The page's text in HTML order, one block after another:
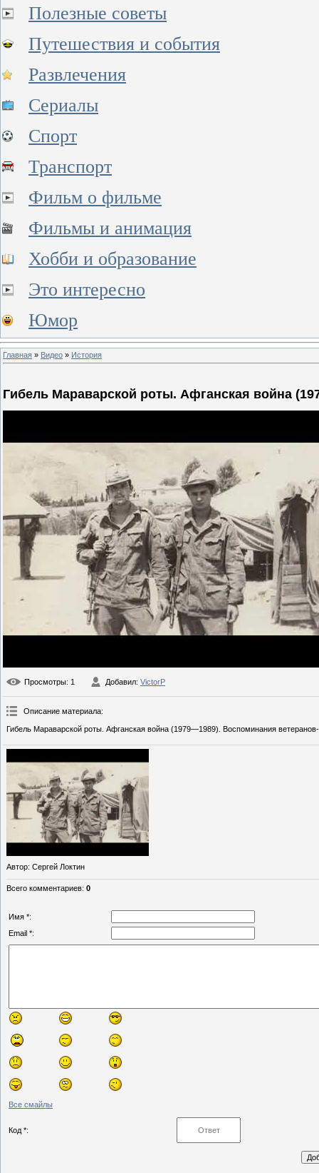
Полезные советы
Путешествия и события
Развлечения
Сериалы
Спорт
Транспорт
Фильм о фильме
Фильмы и анимация
Хобби и образование
Это интересно
Юмор
Главная » Видео » История
Гибель Мараварской роты. Афганская война
Просмотры: 1 Добавил: VictorP
Описание материала:
Гибель Мараварской роты. Афганская война (1979—1989). Воспоминания
Автор: Сергей Локтин
Всего комментариев: 0
Имя *:
Email *:
Все смайлы
Код *: